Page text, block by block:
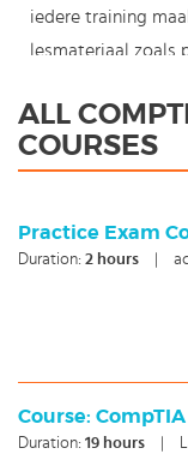
iedere training
lesmateriaal zoals
De CompTIA
benchmark voor
wordt dan ook
Om deze
CompTIA
verloopt op 31
ALL
COURSES
Practice Exam
Duration: 2 hours
Course:
Duration: 19 hours